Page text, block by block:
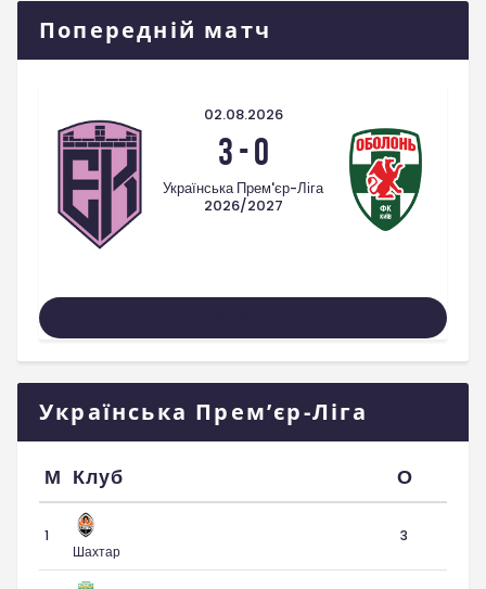
Попередній матч
02.08.2026
3-0
Українська Прем'єр-Ліга
2026/2027
Українська Прем’єр-Ліга
М Клуб О
1
Шахтар
3